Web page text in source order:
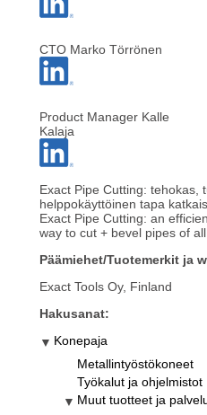
CTO Marko Törrönen
Product Manager Kalle
Kalaja
Exact Pipe Cutting: tehokas,
helppokäyttöinen tapa
Exact Pipe Cutting: an
way to cut + bevel pipes of all
Päämiehet/Tuotemerkit ja
Exact Tools Oy, Finland
Hakusanat:
Konepaja
Metallintyöstökoneet
Työkalut ja ohjelmistot
Muut tuotteet ja